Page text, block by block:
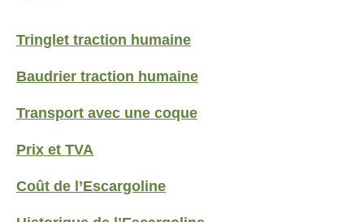
Tringlet traction humaine
Baudrier traction humaine
Transport avec une coque
Prix et TVA
Coût de l’Escargoline